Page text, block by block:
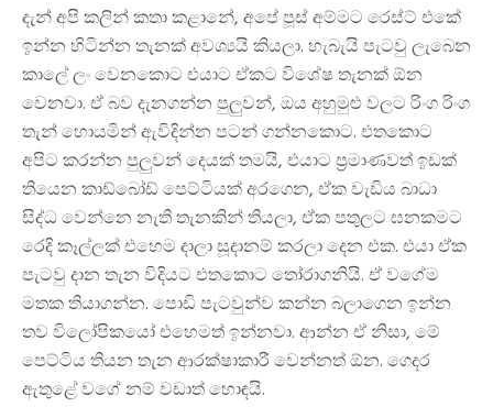
දැන් අපි කලින් කතා කළානේ, අපේ පූස් අම්මට රෙස්ට් එකේ
ඉන්න හිටින්න තැනක් අවශ්‍යයි කියලා. හැබැයි පැටවු ලැබෙන
කාලේ ලං වෙනකොට එයාට ඒකට විශේෂ තැනක් ඕන
වෙනවා. ඒ බව දැනගන්න පුලුවන්, ඔය අහුමුළු වලට රිංග රිංග
තැන් හොයමින් ඇවිදින්න පටන් ගන්නකොට. එතකොට
අපිට කරන්න පුලුවන් දෙයක් තමයි, එයාට ප්‍රමාණවත් ඉඩක්
තියෙන කාඩ්බෝඩ් පෙට්ටියක් අරගෙන, ඒක වැඩිය බාධා
සිද්ධ වෙන්නෙ නැති තැනකින් තියලා, ඒක පතුලට ඝනකමට
රෙදි කෑල්ලක් එහෙම දාලා සූදානම් කරලා දෙන එක. එයා ඒක
පැටවු දාන තැන විදියට එතකොට තෝරාගනියි. ඒ වගේම
මතක තියාගන්න. පොඩි පැටවුන්ව කන්න බලාගෙන ඉන්න
තව විලෝපිකයෝ එහෙමත් ඉන්නවා. ආන්න ඒ නිසා, මේ
පෙට්ටිය තියන තැන ආරක්ෂාකාරී වෙන්නත් ඕන. ගෙදර
ඇතුළේ වගේ නම් වඩාත් හොඳයි.